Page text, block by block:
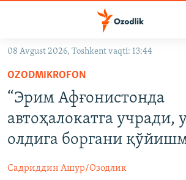
Асосий
навигацияга
ўтинг
Қидиришга
ўтинг
OZODVIDEO
OZODARXIV
На русском
ИЖТИМОИЙ ТАРМОҚЛАР
08 Avgust 2026, Toshkent vaqti: 13:44
OZODMIKROFON
“Эрим Афғонистонда
автоҳалокатга учради,
олдига боргани
Садриддин Ашур/Озодлик